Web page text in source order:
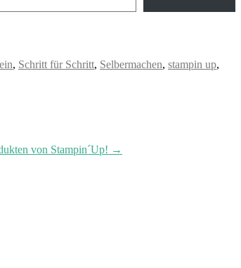
, Schritt für Schritt, Selbermachen, stampin up,
von Stampin´Up! →